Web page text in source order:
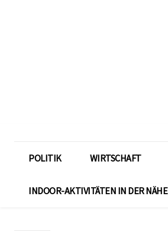
POLITIK WIRTSCHAFT
INDOOR-AKTIVITÄTEN IN DER NÄHE